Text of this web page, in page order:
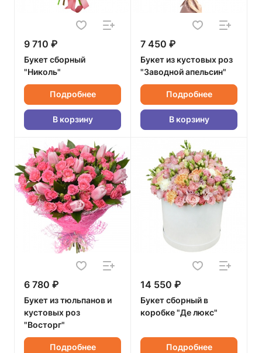
9 710 ₽
Букет сборный
"Николь"
Подробнее
В корзину
7 450 ₽
Букет из кустовых роз
"Заводной апельсин"
Подробнее
В корзину
6 780 ₽
Букет из тюльпанов и
кустовых роз
"Восторг"
Подробнее
14 550 ₽
Букет сборный в
коробке "Де люкс"
Подробнее